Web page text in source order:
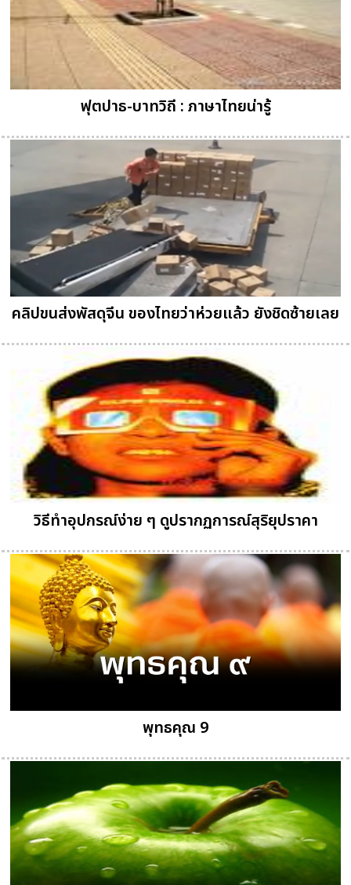
ฟุตปาธ-บาทวิถี : ภาษาไทยน่ารู้
คลิปขนส่งพัสดุจีน ของไทยว่าห่วยแล้ว ยังชิดซ้ายเลย
วิธีทำอุปกรณ์ง่าย ๆ ดูปรากฏการณ์สุริยุปราคา
พุทธคุณ 9